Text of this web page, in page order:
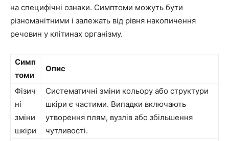
на специфічні ознаки. Симптоми можуть бути
різноманітними і залежать від рівня накопичення
речовин у клітинах організму.
Симп
томи
Опис
Фізич
ні
зміни
шкіри
Систематичні зміни кольору або структури
шкіри є частими. Випадки включають
утворення плям, вузлів або збільшення
чутливості.